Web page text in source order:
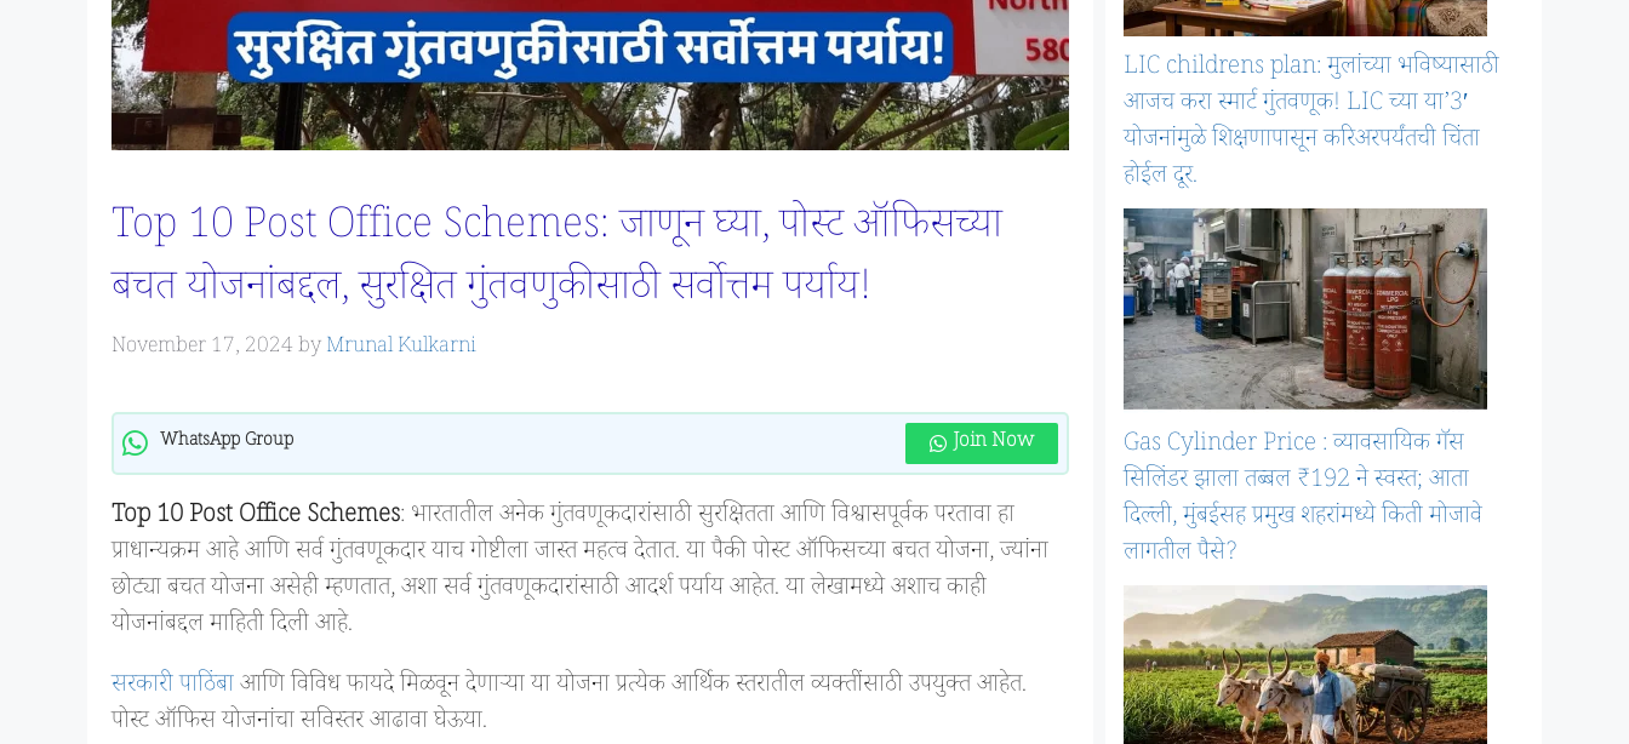
Top 10 Post Office Schemes: जाणून घ्या, पोस्ट ऑफिसच्या
बचत योजनांबद्दल, सुरक्षित गुंतवणुकीसाठी सर्वोत्तम पर्याय!
November 17, 2024byMrunal Kulkarni
WhatsApp Group Join Now
Top 10 Post Office Schemes: भारतातील अनेक गुंतवणूकदारांसाठी सुरक्षितता आणि विश्वासपूर्वक परतावा हा
प्राधान्यक्रम आहे आणि सर्व गुंतवणूकदार याच गोष्टीला जास्त महत्व देतात. या पैकी पोस्ट ऑफिसच्या बचत योजना, ज्यांना
छोट्या बचत योजना असेही म्हणतात, अशा सर्व गुंतवणूकदारांसाठी आदर्श पर्याय आहेत. या लेखामध्ये अशाच काही
योजनांबद्दल माहिती दिली आहे.
सरकारी पाठिंबाआणि विविध फायदे मिळवून देणाऱ्या या योजना प्रत्येक आर्थिक स्तरातील व्यक्तींसाठी उपयुक्त आहेत.
पोस्ट ऑफिस योजनांचा सविस्तर आढावा घेऊया.
LIC childrens plan: मुलांच्या भविष्यासाठी
आजच करा स्मार्ट गुंतवणूक! LIC च्या या’3′
योजनांमुळे शिक्षणापासून करिअरपर्यंतची चिंता
होईल दूर.
Gas Cylinder Price : व्यावसायिक गॅस
सिलिंडर झाला तब्बल ₹192 ने स्वस्त; आता
दिल्ली, मुंबईसह प्रमुख शहरांमध्ये किती मोजावे
लागतील पैसे?